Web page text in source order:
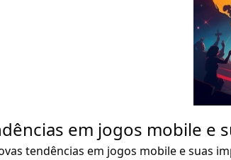
em jogos mobile e
tendências em jogos mobile e suas